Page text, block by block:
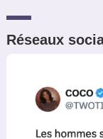
Réseaux